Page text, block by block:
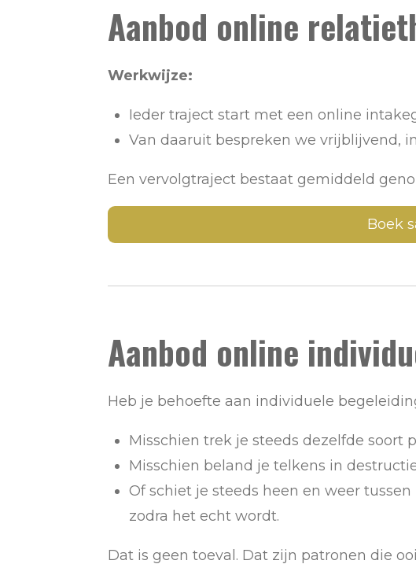
Aanbod online
Werkwijze:
Ieder traject start met een online
Van daaruit bespreken we vrijblijvend,
Een vervolgtraject bestaat gemiddeld
Boek
Aanbod online
Heb je behoefte aan individuele
Misschien trek je steeds dezelfde soort
Misschien beland je telkens in
Of schiet je steeds heen en weer
zodra het echt wordt.
Dat is geen toeval. Dat zijn patronen die